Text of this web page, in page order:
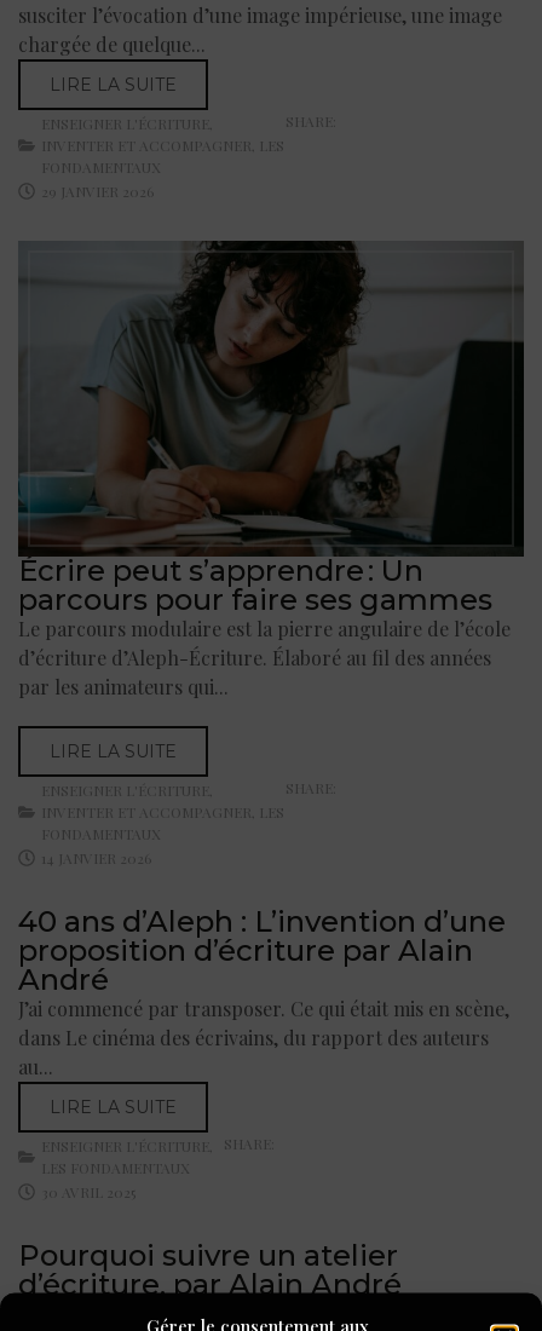
Gérer le consentement aux
susciter l’évocation d’une image impérieuse, une image
chargée de quelque...
LIRE LA SUITE
ENSEIGNER L'ÉCRITURE
INVENTER ET ACCOMPAGNER LES
FONDAMENTAUX
29 JANVIER 2026
SHARE:
Écrire peut s’apprendre : Un
parcours pour faire ses gammes
Le parcours modulaire est la pierre angulaire de l’école
d’écriture d’Aleph-Écriture. Élaboré au fil des années
par les animateurs qui...
LIRE LA SUITE
ENSEIGNER L'ÉCRITURE ,
INVENTER ET ACCOMPAGNER, LES
FONDAMENTAUX
14 JANVIER 2026
SHARE:
40 ans d’Aleph : L’invention d’une
proposition d’écriture par Alain
André
J’ai commencé par transposer. Ce qui était mis en scène,
dans Le cinéma des écrivains, du rapport des auteurs
au...
LIRE LA SUITE
ENSEIGNER L'ÉCRITURE ,
LES FONDAMENTAUX
30 AVRIL 2025
SHARE:
Pourquoi suivre un atelier
d’écriture, par Alain André
Je sais ce que les ateliers m’ont apporté. Un meilleur